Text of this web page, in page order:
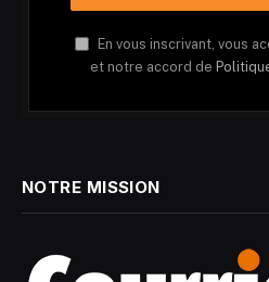
En vous inscrivant, vous
et notre accord de
NOTRE MISSION